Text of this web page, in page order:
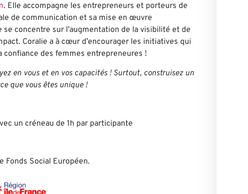
. Elle accompagne les entrepreneurs et porteurs de
de communication et sa mise en œuvre
concentre sur l’augmentation de la visibilité et de
Coralie a à cœur d’encourager les initiatives qui
des femmes entrepreneures !
en vous et en vos capacités ! Surtout, construisez un
que vous êtes unique !
un créneau de 1h par participante
Fonds Social Européen.